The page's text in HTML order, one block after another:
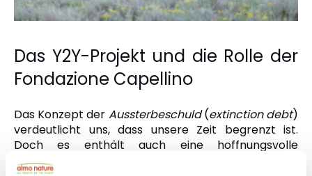
Das Y2Y-Projekt und die Rolle der
Fondazione Capellino
Das Konzept der Aussterbeschuld(extinction debt)
verdeutlicht uns, dass unsere Zeit begrenzt ist.
Doch es enthält auch eine hoffnungsvolle
Botschaft: